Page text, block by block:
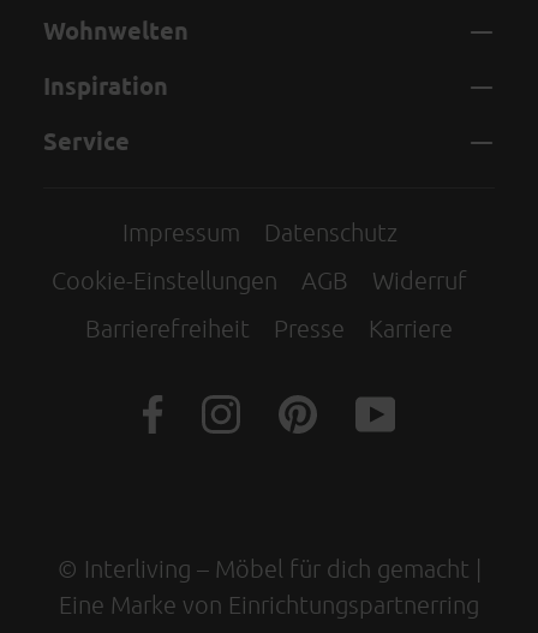
Wohnwelten
Inspiration
Service
Impressum
Datenschutz
Cookie-Einstellungen
AGB
Widerruf
Barrierefreiheit
Presse Karriere
© Interliving – Möbel für dich gemacht |
Eine Marke von Einrichtungspartnerring